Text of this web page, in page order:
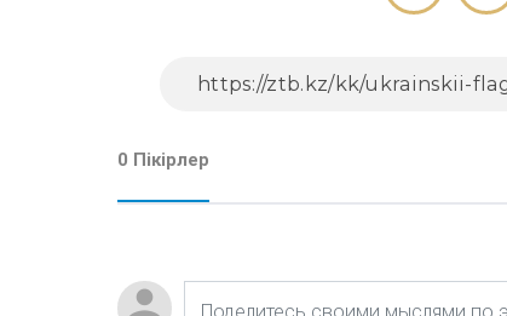
0 Пікірлер